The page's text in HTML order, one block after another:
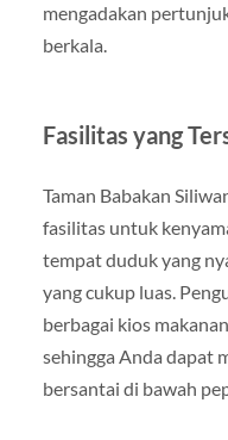
mengadakan
berkala.
Fasilitas yang
Taman Babakan
fasilitas untuk
tempat duduk yang
yang cukup luas.
berbagai kios
sehingga Anda dapat
bersantai di bawah